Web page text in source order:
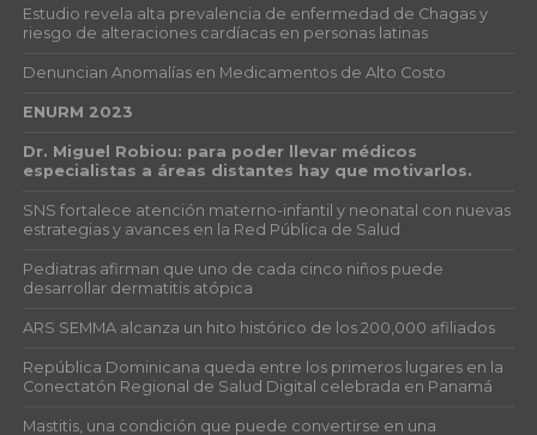
Estudio revela alta prevalencia de enfermedad de Chagas y
riesgo de alteraciones cardíacas en personas latinas
Denuncian Anomalías en Medicamentos de Alto Costo
ENURM 2023
Dr. Miguel Robiou: para poder llevar médicos
especialistas a áreas distantes hay que motivarlos.
SNS fortalece atención materno-infantil y neonatal con nuevas
estrategias y avances en la Red Pública de Salud
Pediatras afirman que uno de cada cinco niños puede
desarrollar dermatitis atópica
ARS SEMMA alcanza un hito histórico de los 200,000 afiliados
República Dominicana queda entre los primeros lugares en la
Conectatón Regional de Salud Digital celebrada en Panamá
Mastitis, una condición que puede convertirse en una